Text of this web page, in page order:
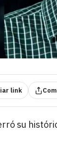
link
su